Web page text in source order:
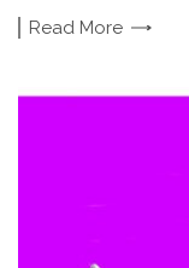
Read More